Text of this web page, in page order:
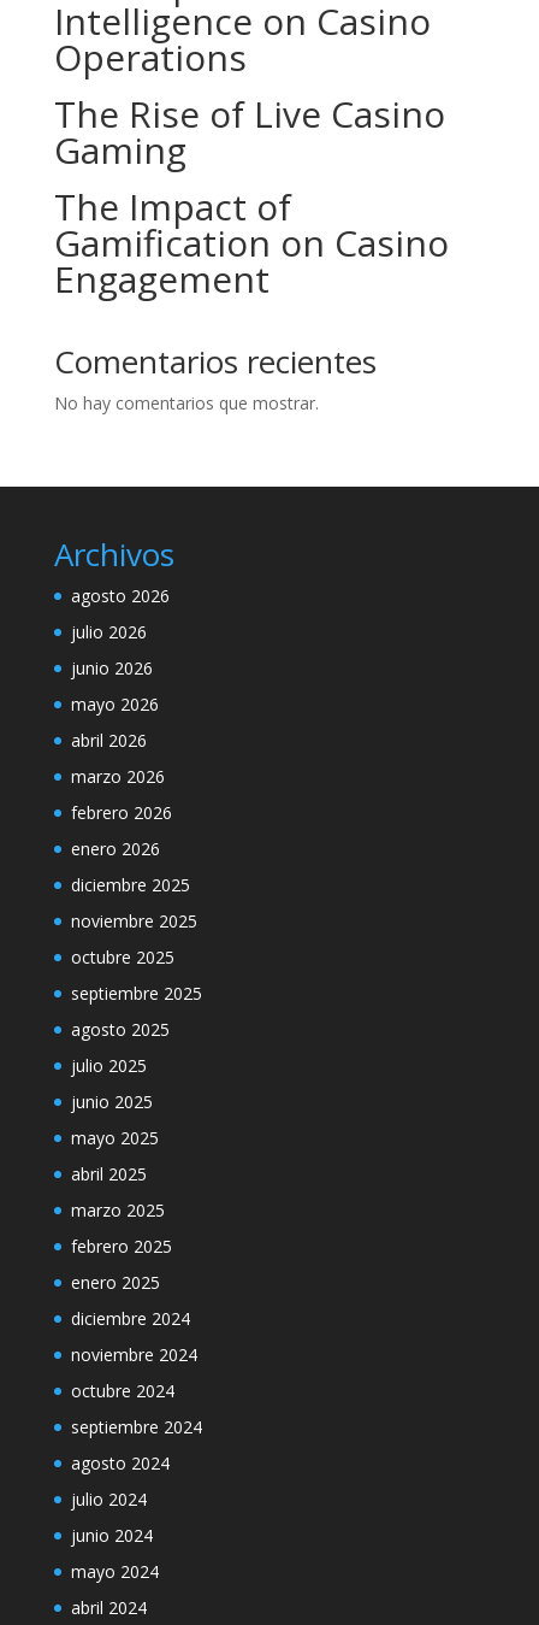
Intelligence on Casino
Operations
The Rise of Live Casino
Gaming
The Impact of
Gamification on Casino
Engagement
Comentarios recientes
No hay comentarios que mostrar.
Archivos
agosto 2026
julio 2026
junio 2026
mayo 2026
abril 2026
marzo 2026
febrero 2026
enero 2026
diciembre 2025
noviembre 2025
octubre 2025
septiembre 2025
agosto 2025
julio 2025
junio 2025
mayo 2025
abril 2025
marzo 2025
febrero 2025
enero 2025
diciembre 2024
noviembre 2024
octubre 2024
septiembre 2024
agosto 2024
julio 2024
junio 2024
mayo 2024
abril 2024